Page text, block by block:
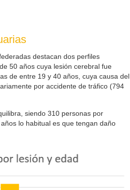
destacan dos perfiles
50 años cuya lesión cerebral fue
de entre 19 y 40 años, cuya causa del
por accidente de tráfico (794
siendo 310 personas por
lo habitual es que tengan daño